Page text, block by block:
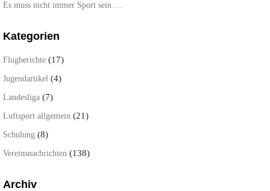
Es muss nicht immer Sport sein …
Kategorien
Flugberichte (17)
Jugendartikel (4)
Landesliga (7)
Luftsport allgemein (21)
Schulung (8)
Vereinsnachrichten (138)
Archiv